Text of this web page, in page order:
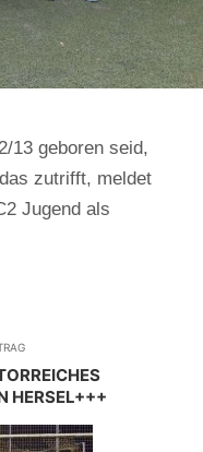
13 geboren seid,
zutrifft, meldet
Jugend als
HERSEL+++